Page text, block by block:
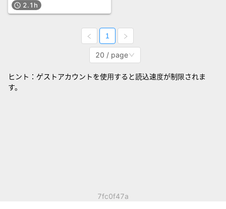
schedule 2.1h
1
20 / page
ヒント：ゲストアカウントを使用すると読込速度が制限されま
す。
7fc0f47a